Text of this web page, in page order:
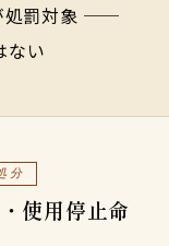
処罰対象 ──
ない
分
使用停止命